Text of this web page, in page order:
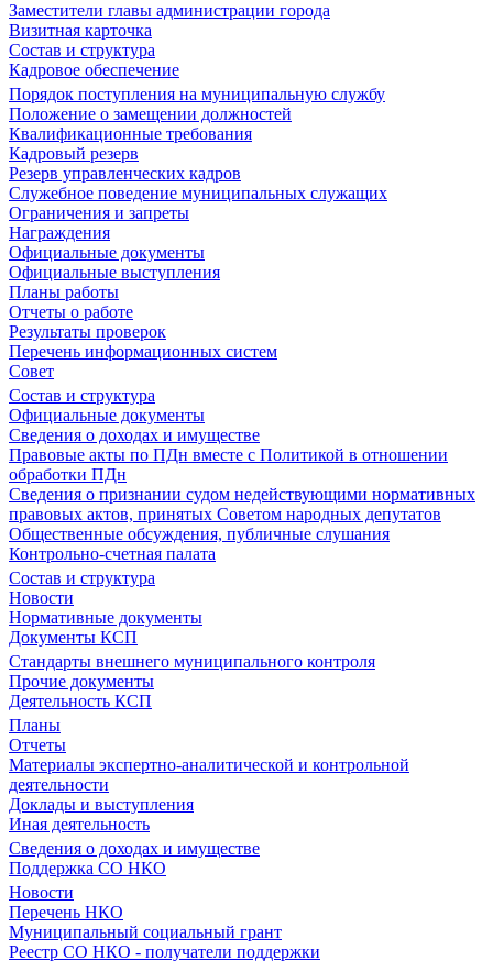
Заместители главы администрации города
Визитная карточка
Состав и структура
Кадровое обеспечение
Порядок поступления на муниципальную службу
Положение о замещении должностей
Квалификационные требования
Кадровый резерв
Резерв управленческих кадров
Служебное поведение муниципальных служащих
Ограничения и запреты
Награждения
Официальные документы
Официальные выступления
Планы работы
Отчеты о работе
Результаты проверок
Перечень информационных систем
Совет
Состав и структура
Официальные документы
Сведения о доходах и имуществе
Правовые акты по ПДн вместе с Политикой в отношении
обработки ПДн
Сведения о признании судом недействующими нормативных
правовых актов, принятых Советом народных депутатов
Общественные обсуждения, публичные слушания
Контрольно-счетная палата
Состав и структура
Новости
Нормативные документы
Документы КСП
Стандарты внешнего муниципального контроля
Прочие документы
Деятельность КСП
Планы
Отчеты
Материалы экспертно-аналитической и контрольной
деятельности
Доклады и выступления
Иная деятельность
Сведения о доходах и имуществе
Поддержка СО НКО
Новости
Перечень НКО
Муниципальный социальный грант
Реестр СО НКО - получатели поддержки